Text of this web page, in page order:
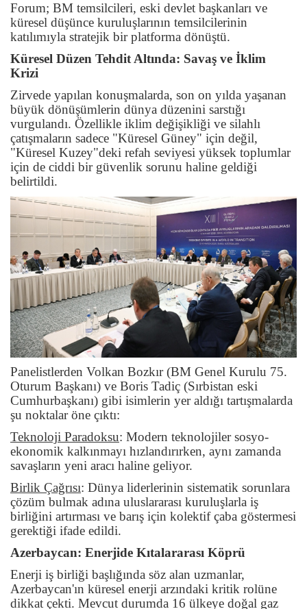
Forum; BM temsilcileri, eski devlet başkanları ve
küresel düşünce kuruluşlarının temsilcilerinin
katılımıyla stratejik bir platforma dönüştü.
Küresel Düzen Tehdit Altında: Savaş ve İklim
Krizi
Zirvede yapılan konuşmalarda, son on yılda yaşanan
büyük dönüşümlerin dünya düzenini sarstığı
vurgulandı. Özellikle iklim değişikliği ve silahlı
çatışmaların sadece "Küresel Güney" için değil,
"Küresel Kuzey"deki refah seviyesi yüksek toplumlar
için de ciddi bir güvenlik sorunu haline geldiği
belirtildi.
Panelistlerden Volkan Bozkır (BM Genel Kurulu 75.
Oturum Başkanı) ve Boris Tadiç (Sırbistan eski
Cumhurbaşkanı) gibi isimlerin yer aldığı tartışmalarda
şu noktalar öne çıktı:
Teknoloji Paradoksu: Modern teknolojiler sosyo-
ekonomik kalkınmayı hızlandırırken, aynı zamanda
savaşların yeni aracı haline geliyor.
Birlik Çağrısı: Dünya liderlerinin sistematik sorunlara
çözüm bulmak adına uluslararası kuruluşlarla iş
birliğini artırması ve barış için kolektif çaba göstermesi
gerektiği ifade edildi.
Azerbaycan: Enerjide Kıtalararası Köprü
Enerji iş birliği başlığında söz alan uzmanlar,
Azerbaycan'ın küresel enerji arzındaki kritik rolüne
dikkat çekti. Mevcut durumda 16 ülkeye doğal gaz